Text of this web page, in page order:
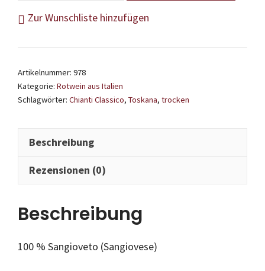
Chianti
Zur Wunschliste hinzufügen
Artikelnummer: 978
Kategorie: Rotwein aus Italien
Schlagwörter: Chianti Classico, Toskana, trocken
Beschreibung
Rezensionen (0)
Beschreibung
100 % Sangioveto (Sangiovese)